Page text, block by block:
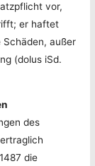
vor,
er haftet
außer
(dolus iSd.
des
die